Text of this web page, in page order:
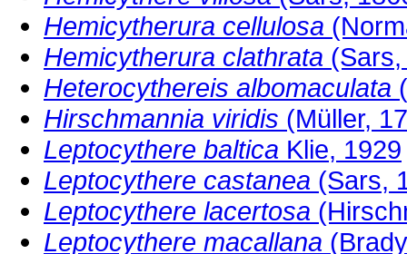
Hemicytherura cellulosa
Hemicytherura clathrata
Heterocythereis albomaculata
Hirschmannia viridis (Müller,
Leptocythere baltica Klie, 1929
Leptocythere castanea (Sars,
Leptocythere lacertosa
Leptocythere macallana